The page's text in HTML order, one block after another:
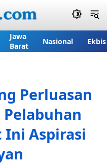
Jawa
Barat
Nasional Ekbis
Perluasan
Ini Aspirasi